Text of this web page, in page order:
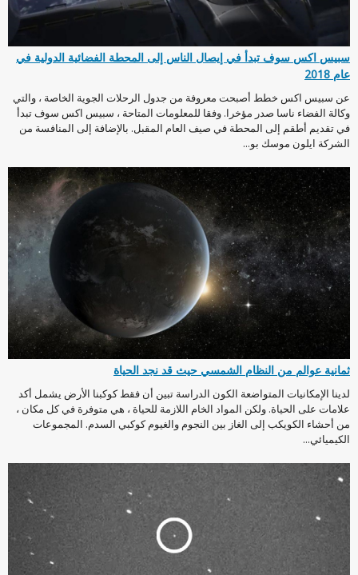
سبيس اكس سوف تبدأ في إيصال الناس إلى المحطة الفضائية الدولية في
عام 2018
عن سبيس اكس خطط أصبحت معروفة من جدول الرحلات الجوية الخاصة ، والتي
وكالة الفضاء ناسا صدر مؤخرا. وفقا للمعلومات المتاحة ، سبيس اكس سوف تبدأ
في تقديم أطقم إلى المحطة في صيف العام المقبل. بالإضافة إلى المنافسة من
الشركة ايلون موسك بو...
ثمانية عوالم من النظام الشمسي حيث قد نجد الحياة
لدينا الإمكانيات المتواضعة الكون الدراسة تبين أن فقط كوكبنا الأرض يشمل أكد
علامات على الحياة. ولكن المواد الخام اللازمة للحياة ، هي متوفرة في كل مكان ،
من أحشاء الكويكب إلى الغاز بين النجوم والغيوم كوكبي السدم. المجموعات
الكيميائي...